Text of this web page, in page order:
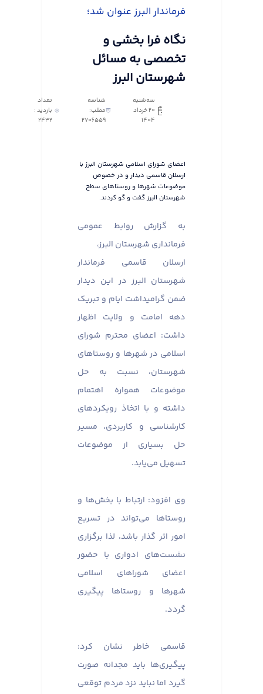
فرماندار البرز عنوان شد؛
نگاه فرا بخشی و
تخصصی به مسائل
شهرستان البرز
سه‌شنبه
20 خرداد
1404
شناسه
مطلب:
2706559
تعداد
بازدید :
2432
اعضای شورای اسلامی شهرستان البرز با
ارسلان قاسمی دیدار و در خصوص
موضوعات شهرها و روستاهای سطح
شهرستان البرز گفت و گو کردند.
به گزارش روابط عمومی
فرمانداری شهرستان البرز،
ارسلان قاسمی فرماندار
شهرستان البرز در این دیدار
ضمن گرامیداشت ایام و تبریک
دهه امامت و ولایت اظهار
داشت: اعضای محترم شورای
اسلامی در شهرها و روستاهای
شهرستان، نسبت به حل
موضوعات همواره اهتمام
داشته و با اتخاذ رویکردهای
کارشناسی و کاربردی، مسیر
حل بسیاری از موضوعات
تسهیل می‌یابد.
وی افزود: ارتباط با بخش‌ها و
روستاها می‌تواند در تسریع
امور اثر گذار باشد، لذا برگزاری
نشست‌های ادواری با حضور
اعضای شوراهای اسلامی
شهرها و روستاها پیگیری
گردد.
قاسمی خاطر نشان کرد:
پیگیری‌ها باید مجدانه صورت
گیرد اما نباید نزد مردم توقعی